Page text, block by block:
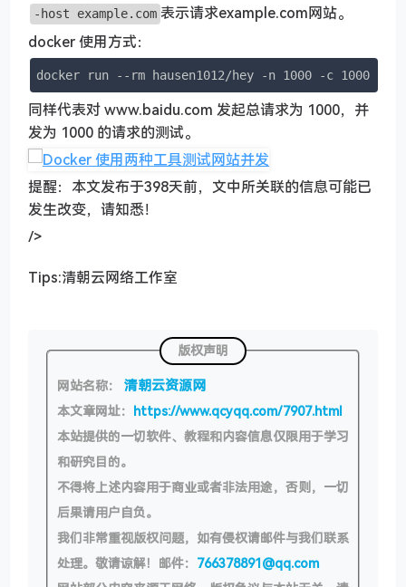
-host example.com 表示请求example.com网站。
docker 使用方式：
docker run --rm hausen1012/hey -n 1000 -c 1000
同样代表对 www.baidu.com 发起总请求为 1000，并
发为 1000 的请求的测试。
提醒：本文发布于398天前，文中所关联的信息可能已
发生改变，请知悉！
/>
Tips:清朝云网络工作室
版权声明
网站名称： 清朝云资源网
本文章网址： https://www.qcyqq.com/7907.html
本站提供的一切软件、教程和内容信息仅限用于学习
和研究目的。
不得将上述内容用于商业或者非法用途，否则，一切
后果请用户自负。
我们非常重视版权问题，如有侵权请邮件与我们联系
处理。敬请谅解！邮件： 766378891@qq.com